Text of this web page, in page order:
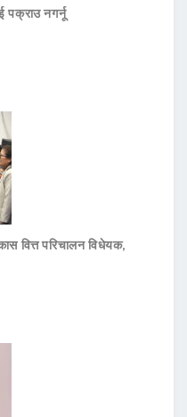
पक्राउ नगर्नू
वित्त परिचालन विधेयक,